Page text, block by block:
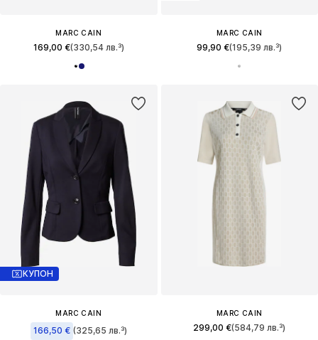
MARC CAIN
169,00 €(330,54 лв.³)
MARC CAIN
99,90 €(195,39 лв.³)
КУПОН
MARC CAIN
166,50 € (325,65 лв.³)
MARC CAIN
299,00 €(584,79 лв.³)